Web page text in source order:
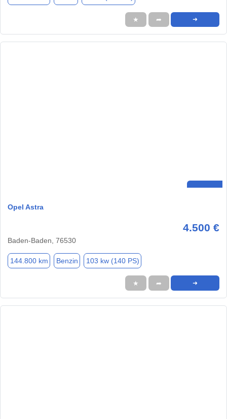
★ ➦ ➜
Opel Astra
4.500 €
Baden-Baden, 76530
144.800 km Benzin 103 kw (140 PS)
★ ➦ ➜